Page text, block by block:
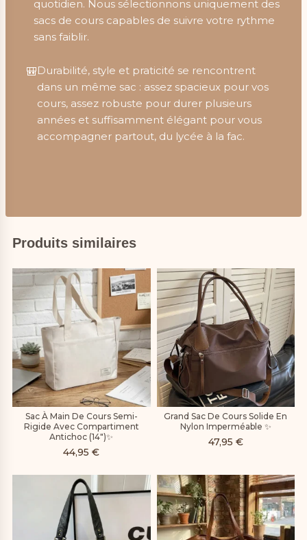
quotidien. Nous sélectionnons uniquement des
sacs de cours capables de suivre votre rythme
sans faiblir.
🎒Durabilité, style et praticité se rencontrent
dans un même sac : assez spacieux pour vos
cours, assez robuste pour durer plusieurs
années et suffisamment élégant pour vous
accompagner partout, du lycée à la fac.
Produits similaires
Sac À Main De Cours Semi-
Rigide Avec Compartiment
Antichoc (14″)✨
44,95€
Grand Sac De Cours Solide En
Nylon Imperméable ✨
47,95 €